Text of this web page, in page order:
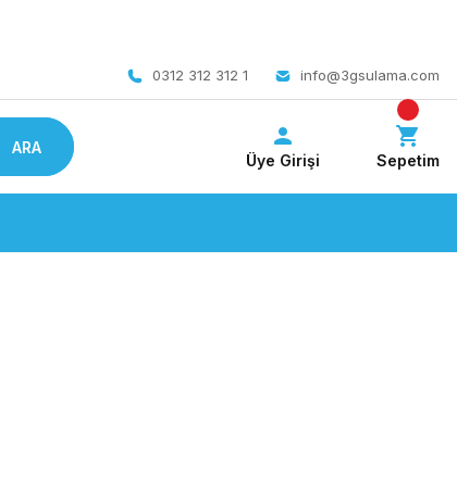
0312 312 312 1 info@3gsulama.com
ARA
Üye Girişi Sepetim